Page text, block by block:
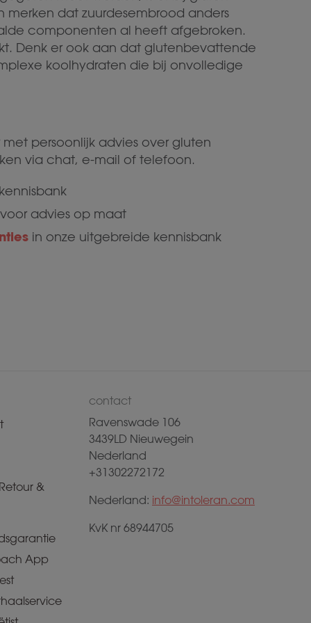
merken dat zuurdesembrood anders
componenten al heeft afgebroken.
Denk er ook aan dat glutenbevattende
koolhydraten die bij onvolledige
persoonlijk advies over gluten
via chat, e-mail of telefoon.
voor advies op maat
in onze uitgebreide kennisbank
&
App
contact
Ravenswade 106
3439LD Nieuwegein
Nederland
+31302272172
Nederland: info@intoleran.com
KvK nr 68944705